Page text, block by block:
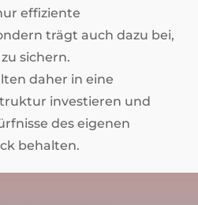
effiziente
trägt auch dazu bei,
sichern.
daher in eine
investieren und
des eigenen
behalten.